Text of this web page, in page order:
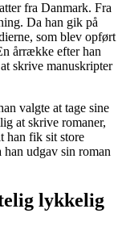
fra Danmark. Fra
Da han gik på
som blev opført
årrække efter han
skrive manuskripter
valgte at tage sine
at skrive romaner,
han fik sit store
han udgav sin roman
lykkelig